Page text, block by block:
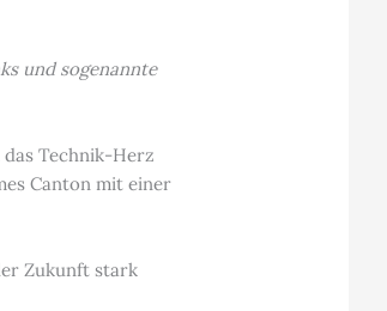
und sogenannte
Technik-Herz
Canton mit einer
Zukunft stark